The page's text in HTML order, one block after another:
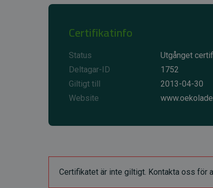
Certifikatinfo
Status
Utgånget
Deltagar-ID
1752
Giltigt till
2013-04-30
Website
Certifikatet är inte giltigt. Kontakta oss för